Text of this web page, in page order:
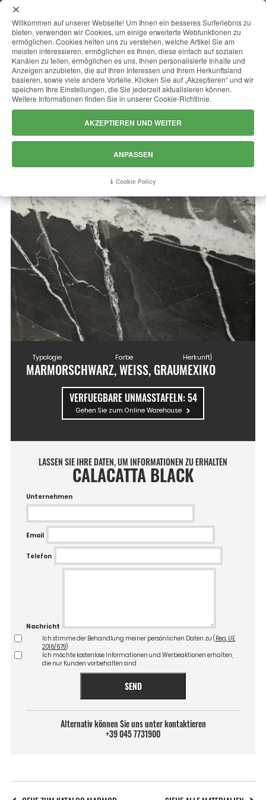
CALACATTA BLACK
Typologie
MARMOR
Farbe
SCHWARZ, WEISS, GRAU
Herkunft}
MEXIKO
VERFUEGBARE UNMASSTAFELN:54
Gehen Sie zum Online Warehouse
LASSEN SIE IHRE DATEN, UM INFORMATIONEN ZU ERHALTEN
CALACATTA BLACK
Unternehmen
Email
Telefon
Nachricht
Ich stimme der Behandlung meiner persönlichen Daten zu ( Reg. UE
2016/679)
Ich möchte kostenlose Informationen und Werbeaktionen erhalten,
die nur Kunden vorbehalten sind
SEND
Alternativ können Sie uns unter kontaktieren
+39 045 7731900
Willkommen auf unserer Webseite! Um Ihnen ein besseres Surferlebnis zu
bieten, verwenden wir Cookies, um einige erweiterte Webfunktionen zu
ermöglichen. Cookies helfen uns zu verstehen, welche Artikel Sie am
meisten interessieren, ermöglichen es Ihnen, diese einfach auf sozialen
Kanälen zu teilen, ermöglichen es uns, Ihnen personalisierte Inhalte und
Anzeigen anzubieten, die auf Ihren Interessen und Ihrem Herkunftsland
basieren, sowie viele andere Vorteile. Klicken Sie auf „Akzeptieren“ und wir
speichern Ihre Einstellungen, die Sie jederzeit aktualisieren können.
Weitere Informationen finden Sie in unserer Cookie-Richtlinie.
AKZEPTIEREN UND WEITER
ANPASSEN
Cookie Policy